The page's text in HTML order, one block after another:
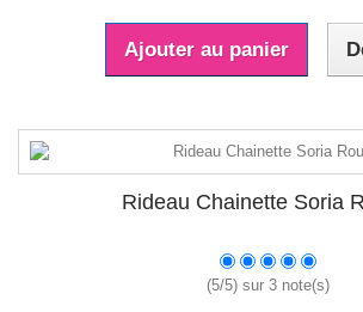
Ajouter au panier
Rideau Chainette Soria
(5/5) sur 3note(s)